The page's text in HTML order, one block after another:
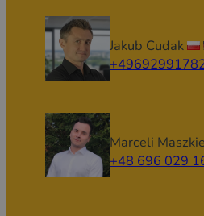
Jakub Cudak
Marceli
+48 696 029